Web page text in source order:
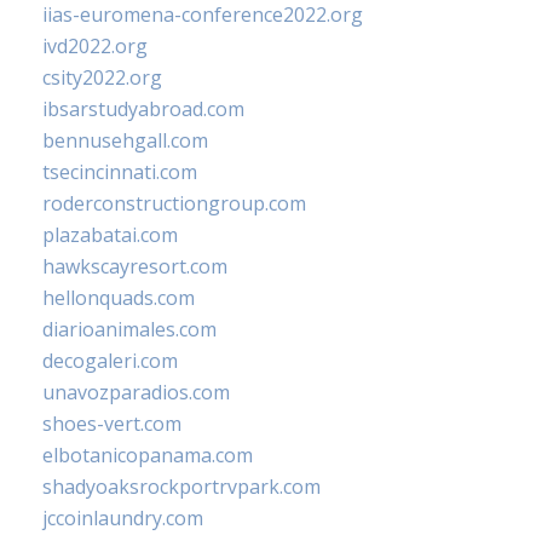
iias-euromena-conference2022.org
ivd2022.org
csity2022.org
ibsarstudyabroad.com
bennusehgall.com
tsecincinnati.com
roderconstructiongroup.com
plazabatai.com
hawkscayresort.com
hellonquads.com
diarioanimales.com
decogaleri.com
unavozparadios.com
shoes-vert.com
elbotanicopanama.com
shadyoaksrockportrvpark.com
jccoinlaundry.com